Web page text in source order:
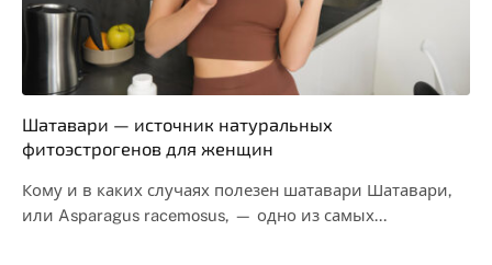
Шатавари — источник натуральных
фитоэстрогенов для женщин
Кому и в каких случаях полезен шатавари Шатавари,
или Asparagus racemosus, — одно из самых…